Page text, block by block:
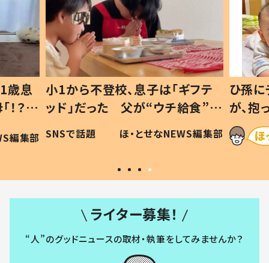
歳息
？」
編集部
小1から不登校、息子は「ギフテ
ッド」だった 父が“ウチ給食”を
作り続ける理由とは #令和の親
#令和の子
SNSで話題 ほ・とせなNEWS編集部
ひ孫
が、
「涙が
い」
ライター募集！
“人”のグッドニュースの取材・執筆をしてみませんか？